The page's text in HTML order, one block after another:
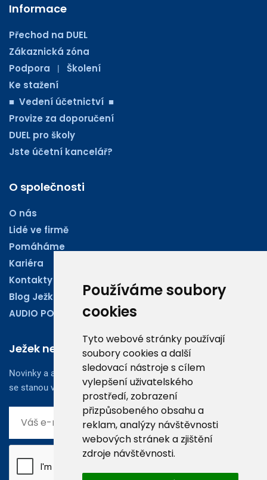
Používáme soubory
cookies
Tyto webové stránky používají
soubory cookies a další
sledovací nástroje s cílem
vylepšení uživatelského
prostředí, zobrazení
přizpůsobeného obsahu a
reklam, analýzy návštěvnosti
webových stránek a zjištění
zdroje návštěvnosti.
Informace
Přechod na DUEL
Zákaznická zóna
Podpora
| Školení
Ke stažení
■ Vedení účetnictví ■
Provize za doporučení
DUEL pro školy
Jste účetní kancelář?
O společnosti
O nás
Lidé ve firmě
Pomáháme
Kariéra
Kontakty
Blog Ježkoviny
AUDIO PODCASTY
Ježek newsletter
Novinky a aktuality z oboru účetnictví, obchodu či legislativy
se stanou vaším dobrým rádcem.